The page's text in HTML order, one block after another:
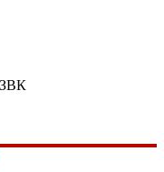
ЗВК